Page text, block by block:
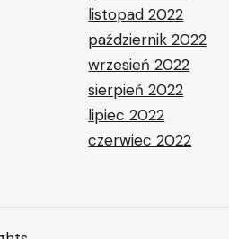
listopad 2022
październik 2022
wrzesień 2022
sierpień 2022
lipiec 2022
czerwiec 2022